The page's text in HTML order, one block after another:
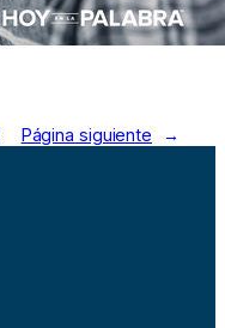
Página siguiente →